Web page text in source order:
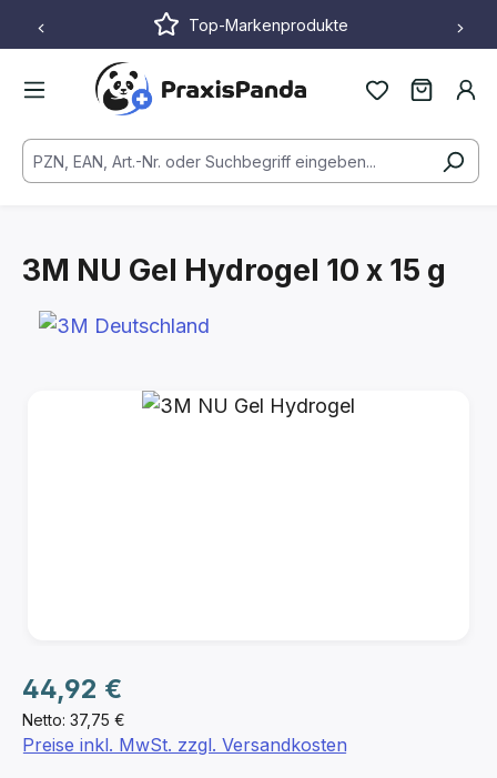
Zum Hauptinhalt springenTop-Markenprodukte
3M NU Gel Hydrogel 10 x 15 g
Bildergalerie überspringen
Netto: 37,75 €
Regulärer Preis:
44,92 €
Preise inkl. MwSt. zzgl. Versandkosten